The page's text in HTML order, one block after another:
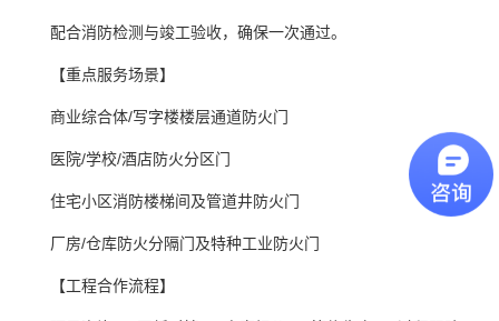
配合消防检测与竣工验收，确保一次通过。
【重点服务场景】
商业综合体/写字楼楼层通道防火门
医院/学校/酒店防火分区门
住宅小区消防楼梯间及管道井防火门
厂房/仓库防火分隔门及特种工业防火门
【工程合作流程】